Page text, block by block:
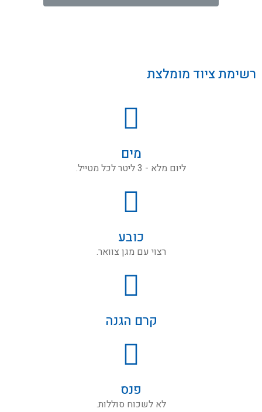
תוכן ההמלצה *
תמונה שלך להמלצה
רשימת ציוד מומלצת
מים
ליום מלא - 3 ליטר לכל מטייל.
כובע
רצוי עם מגן צוואר.
קרם הגנה
פנס
לא לשכוח סוללות.